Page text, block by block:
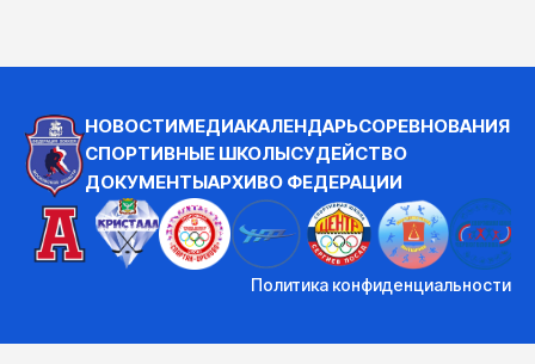
НОВОСТИМЕДИАКАЛЕНДАРЬСОРЕВНОВАНИЯ
СПОРТИВНЫЕ ШКОЛЫСУДЕЙСТВО
ДОКУМЕНТЫАРХИВО ФЕДЕРАЦИИ
Политика конфиденциальности